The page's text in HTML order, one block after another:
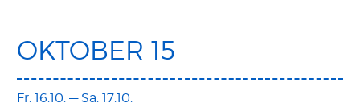
OKTOBER 15
Fr. 16.10. — Sa. 17.10.